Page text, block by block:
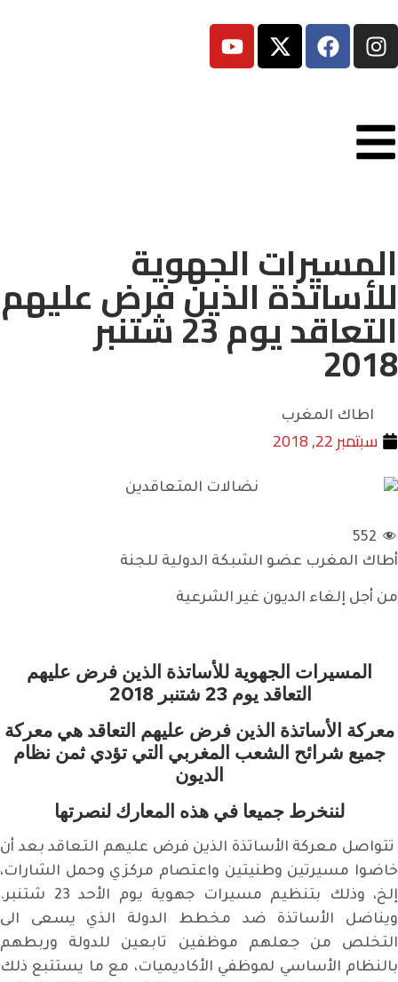
المسيرات الجهوية
للأساتذة الذين فرض عليهم
التعاقد يوم 23 شتنبر
2018
اطاك المغرب
سبتمبر 22, 2018
552
أطاك المغرب عضو الشبكة الدولية للجنة
من أجل إلغاء الديون غير الشرعية
المسيرات الجهوية للأساتذة الذين فرض عليهم
التعاقد يوم 23 شتنبر 2018
معركة الأساتذة الذين فرض عليهم التعاقد هي معركة
جميع شرائح الشعب المغربي التي تؤدي ثمن نظام
الديون
لننخرط جميعا في هذه المعاركلنصرتها
تتواصل معركة الأساتذة الذين فرض عليهم التعاقد بعد أن
خاضوا مسيرتين وطنيتين واعتصام مركزي وحمل الشارات،
إلخ، وذلك بتنظيم مسيرات جهوية يوم الأحد 23 شتنبر.
ويناضل الأساتذة ضد مخطط الدولة الذي يسعى الى
التخلص من جعلهم موظفين تابعين للدولة وربطهم
بالنظام الأساسي لموظفي الأكاديميات، مع ما يستتبع ذلك